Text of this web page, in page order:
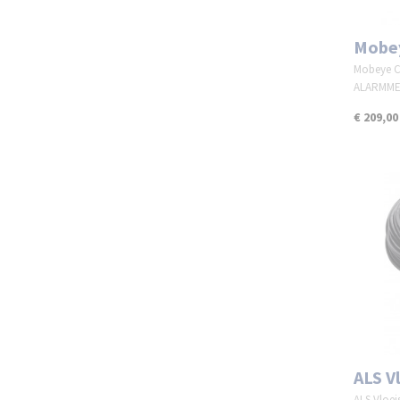
Mobeye
€ 209,00
ALS